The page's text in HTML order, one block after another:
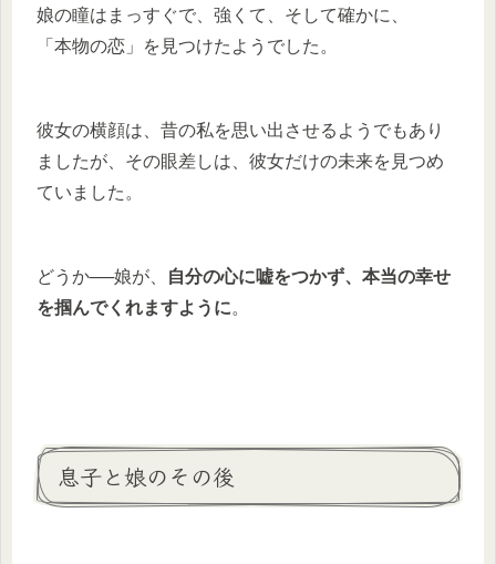
娘の瞳はまっすぐで、強くて、そして確かに、
「本物の恋」を見つけたようでした。
彼女の横顔は、昔の私を思い出させるようでもあり
ましたが、その眼差しは、彼女だけの未来を見つめ
ていました。
どうか──娘が、
自分の心に嘘をつかず、本当の幸せ
を掴んでくれますように。
息子と娘のその後